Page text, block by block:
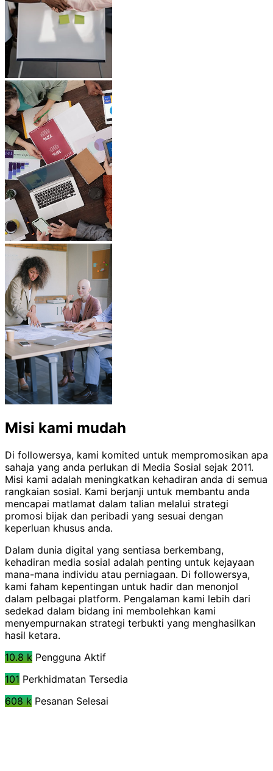
Misi kami mudah
Di followersya, kami komited untuk mempromosikan apa
sahaja yang anda perlukan di Media Sosial sejak 2011.
Misi kami adalah meningkatkan kehadiran anda di semua
rangkaian sosial. Kami berjanji untuk membantu anda
mencapai matlamat dalam talian melalui strategi
promosi bijak dan peribadi yang sesuai dengan
keperluan khusus anda.
Dalam dunia digital yang sentiasa berkembang,
kehadiran media sosial adalah penting untuk kejayaan
mana-mana individu atau perniagaan. Di followersya,
kami faham kepentingan untuk hadir dan menonjol
dalam pelbagai platform. Pengalaman kami lebih dari
sedekad dalam bidang ini membolehkan kami
menyempurnakan strategi terbukti yang menghasilkan
hasil ketara.
10.8 k Pengguna Aktif
101 Perkhidmatan Tersedia
608 k Pesanan Selesai